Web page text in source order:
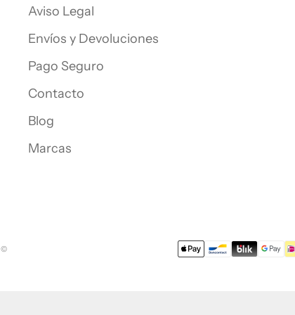
Aviso Legal
Envíos y Devoluciones
Pago Seguro
Contacto
Blog
Marcas
©